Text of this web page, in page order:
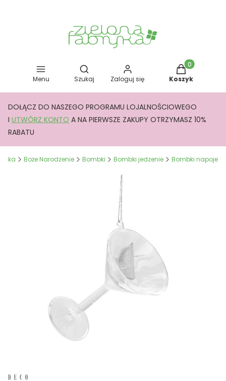
Menu
Otwórz wyszukiwarkę
Szukaj Zaloguj się
Produkty w
Koszyk
DOŁĄCZ DO NASZEGO PROGRAMU LOJALNOŚCIOWEGO
I UTWÓRZ KONTO A NA PIERWSZE ZAKUPY OTRZYMASZ 10%
RABATU
Boże Narodzenie Bombki Bombki jedzenie Bombki napoje